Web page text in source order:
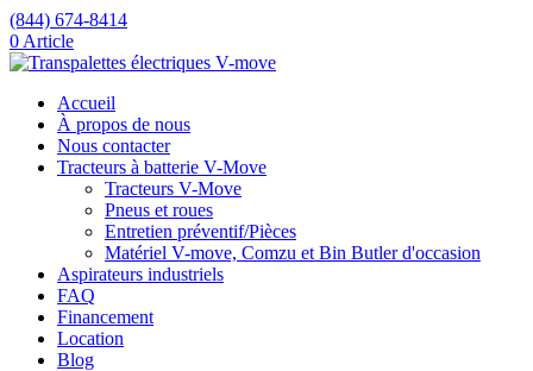
(844) 674-8414
0 Article
Accueil
À propos de nous
Nous contacter
Tracteurs à batterie V-Move
Tracteurs V-Move
Pneus et roues
Entretien préventif/Pièces
Matériel V-move, Comzu et Bin Butler d'occasion
Aspirateurs industriels
FAQ
Financement
Location
Blog